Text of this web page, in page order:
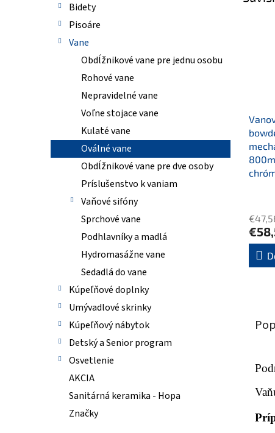
Bidety
Pisoáre
Vane
Obdĺžnikové vane pre jednu osobu
Rohové vane
Nepravidelné vane
Voľne stojace vane
Kulaté vane
Oválné vane
Obdĺžnikové vane pre dve osoby
Príslušenstvo k vaniam
Vaňové sifóny
Sprchové vane
Podhlavníky a madlá
Hydromasážne vane
Sedadlá do vane
Kúpeľňové doplnky
Umývadlové skrinky
Kúpeľňový nábytok
Detský a Senior program
Osvetlenie
AKCIA
Sanitárná keramika - Hopa
Značky